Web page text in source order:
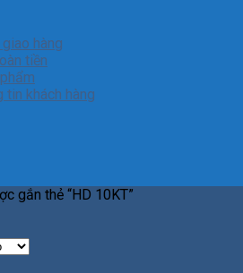
hàng
tiền
tin khách hàng
gắn thẻ “HD 10KT”